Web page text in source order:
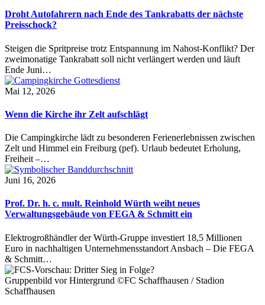
Droht Autofahrern nach Ende des Tankrabatts der nächste
Preisschock?
Steigen die Spritpreise trotz Entspannung im Nahost-Konflikt? Der
zweimonatige Tankrabatt soll nicht verlängert werden und läuft
Ende Juni…
Mai 12, 2026
Wenn die Kirche ihr Zelt aufschlägt
Die Campingkirche lädt zu besonderen Ferienerlebnissen zwischen
Zelt und Himmel ein Freiburg (pef). Urlaub bedeutet Erholung,
Freiheit –…
Juni 16, 2026
Prof. Dr. h. c. mult. Reinhold Würth weiht neues
Verwaltungsgebäude von FEGA & Schmitt ein
Elektrogroßhändler der Würth-Gruppe investiert 18,5 Millionen
Euro in nachhaltigen Unternehmensstandort Ansbach – Die FEGA
& Schmitt…
Gruppenbild vor Hintergrund ©FC Schaffhausen / Stadion
Schaffhausen